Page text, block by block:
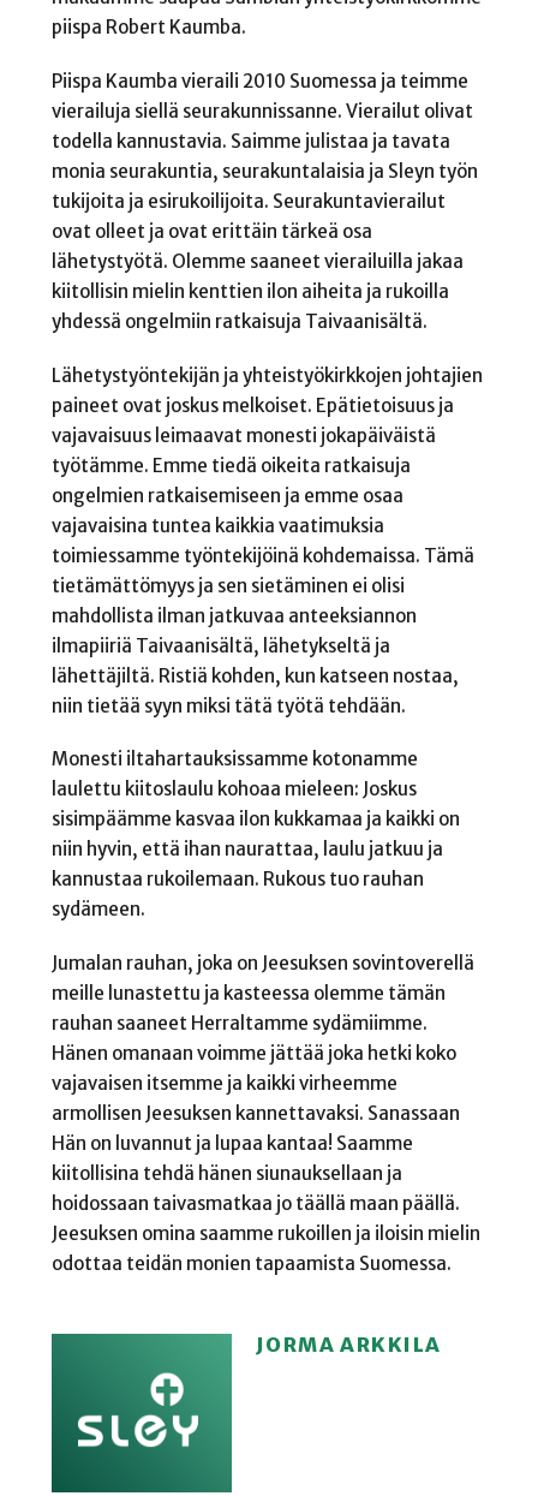
piispa Robert Kaumba.
Piispa Kaumba vieraili 2010 Suomessa ja teimme
vierailuja siellä seurakunnissanne. Vierailut olivat
todella kannustavia. Saimme julistaa ja tavata
monia seurakuntia, seurakuntalaisia ja Sleyn työn
tukijoita ja esirukoilijoita. Seurakuntavierailut
ovat olleet ja ovat erittäin tärkeä osa
lähetystyötä. Olemme saaneet vierailuilla jakaa
kiitollisin mielin kenttien ilon aiheita ja rukoilla
yhdessä ongelmiin ratkaisuja Taivaanisältä.
Lähetystyöntekijän ja yhteistyökirkkojen johtajien
paineet ovat joskus melkoiset. Epätietoisuus ja
vajavaisuus leimaavat monesti jokapäiväistä
työtämme. Emme tiedä oikeita ratkaisuja
ongelmien ratkaisemiseen ja emme osaa
vajavaisina tuntea kaikkia vaatimuksia
toimiessamme työntekijöinä kohdemaissa. Tämä
tietämättömyys ja sen sietäminen ei olisi
mahdollista ilman jatkuvaa anteeksiannon
ilmapiiriä Taivaanisältä, lähetykseltä ja
lähettäjiltä. Ristiä kohden, kun katseen nostaa,
niin tietää syyn miksi tätä työtä tehdään.
Monesti iltahartauksissamme kotonamme
laulettu kiitoslaulu kohoaa mieleen: Joskus
sisimpäämme kasvaa ilon kukkamaa ja kaikki on
niin hyvin, että ihan naurattaa, laulu jatkuu ja
kannustaa rukoilemaan. Rukous tuo rauhan
sydämeen.
Jumalan rauhan, joka on Jeesuksen sovintoverellä
meille lunastettu ja kasteessa olemme tämän
rauhan saaneet Herraltamme sydämiimme.
Hänen omanaan voimme jättää joka hetki koko
vajavaisen itsemme ja kaikki virheemme
armollisen Jeesuksen kannettavaksi. Sanassaan
Hän on luvannut ja lupaa kantaa! Saamme
kiitollisina tehdä hänen siunauksellaan ja
hoidossaan taivasmatkaa jo täällä maan päällä.
Jeesuksen omina saamme rukoillen ja iloisin mielin
odottaa teidän monien tapaamista Suomessa.
JORMA ARKKILA